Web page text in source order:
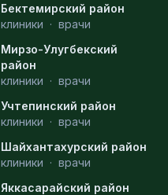
Бектемирский район
клиники · врачи
Мирзо-Улугбекский
район
клиники · врачи
Учтепинский район
клиники · врачи
Шайхантахурский район
клиники · врачи
Яккасарайский район